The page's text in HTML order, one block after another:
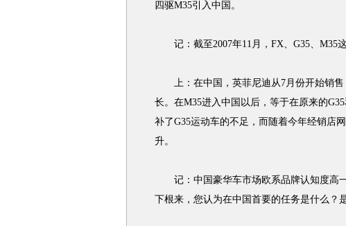
四驱M35引入中国。
记：截至2007年11月，FX、G35、M35
上：在中国，英菲尼迪从7月份开始销售
长。在M35进入中国以后，等于在原来的
补了G35运动车的不足，而随着今年经销店
升。
记：中国豪华车市场欧系品牌认知度高
下根来，您认为在中国首要的任务是什么？